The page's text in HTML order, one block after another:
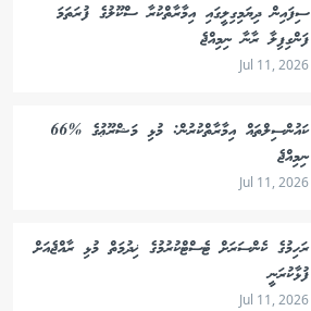
ސިފައިން ދިޔަމިގިލީގައި އިމާރާތްކުރާ ސްކޫލުގެ ފުރަތަމަ
ފަންގިފިލާ ރާނާ ނިމިއްޖެ
Jul 11, 2026
ކައުންސިލްތައް އިމާރާތްކުރުން: މުޅި މަޝްރޫޢުގެ %66
ނިމިއްޖެ
Jul 11, 2026
ރަހިމުގެ ކެންސަރަށް ޓެސްޓްކުރުމުގެ ޚިދުމަތް މުޅި ރާއްޖެއަށް
ފުޅާކުރަނީ
Jul 11, 2026